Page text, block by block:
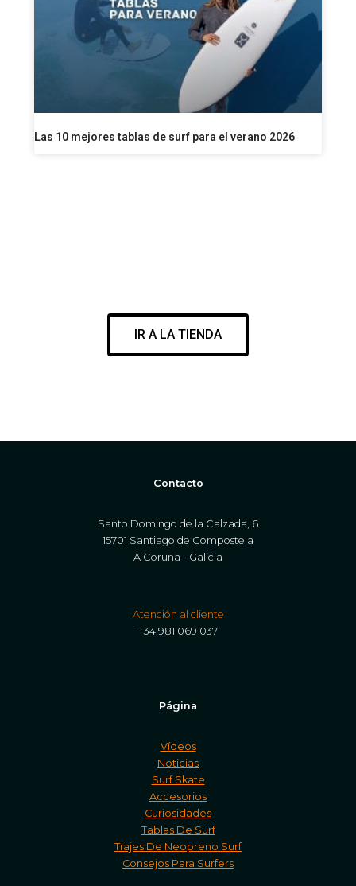
Las 10 mejores tablas de surf para el verano 2026
IR A LA TIENDA
Contacto
Santo Domingo de la Calzada, 6
15701 Santiago de Compostela
A Coruña - Galicia
Atención al cliente
+34 981 069 037
Página
Vídeos
Noticias
Surf Skate
Accesorios
Curiosidades
Tablas De Surf
Trajes De Neopreno Surf
Consejos Para Surfers